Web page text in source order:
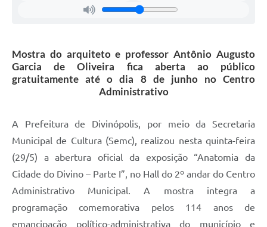
Mostra do arquiteto e professor Antônio Augusto
Garcia de Oliveira fica aberta ao público
gratuitamente até o dia 8 de junho no Centro
Administrativo
A Prefeitura de Divinópolis, por meio da Secretaria
Municipal de Cultura (Semc), realizou nesta quinta-feira
(29/5) a abertura oficial da exposição “Anatomia da
Cidade do Divino – Parte I”, no Hall do 2º andar do Centro
Administrativo Municipal. A mostra integra a
programação comemorativa pelos 114 anos de
emancipação político-administrativa do município e